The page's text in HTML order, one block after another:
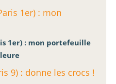
1er) : mon portefeuille